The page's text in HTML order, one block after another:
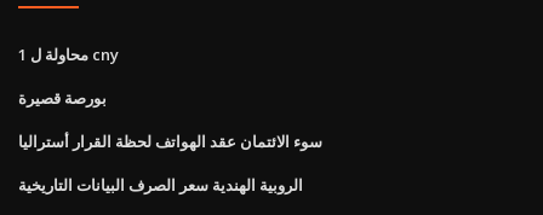
1 محاولة ل cny
بورصة قصيرة
سوء الائتمان عقد الهواتف لحظة القرار أستراليا
الروبية الهندية سعر الصرف البيانات التاريخية